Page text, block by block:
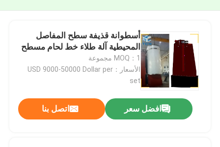
أسطوانة قذيفة سطح المفاصل
المحيطية آلة طلاء خط لحام مسطح
MOQ：1 مجموعة
الأسعار：USD 9000-50000 Dollar per
set
افضل سعر اتصل بنا